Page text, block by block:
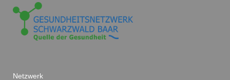
Netzwerk